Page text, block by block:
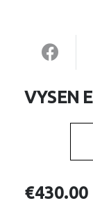
VYSEN
€430.00